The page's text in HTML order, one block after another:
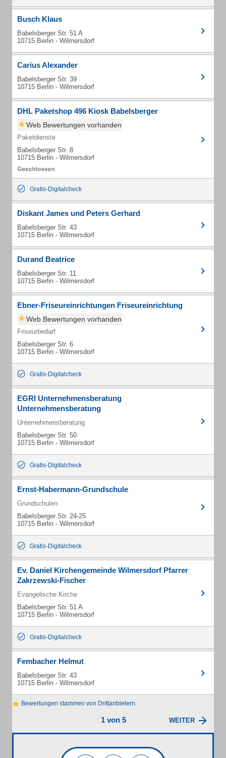
Busch Klaus
Babelsberger Str. 51 A
10715 Berlin - Wilmersdorf
Carius Alexander
Babelsberger Str. 39
10715 Berlin - Wilmersdorf
DHL Paketshop 496 Kiosk Babelsberger
Web Bewertungen vorhanden
Paketdienste
Babelsberger Str. 8
10715 Berlin - Wilmersdorf
Gratis-Digitalcheck
Diskant James und Peters Gerhard
Babelsberger Str. 43
10715 Berlin - Wilmersdorf
Durand Beatrice
Babelsberger Str. 11
10715 Berlin - Wilmersdorf
Ebner-Friseureinrichtungen Friseureinrichtung
Web Bewertungen vorhanden
Friseurbedarf
Babelsberger Str. 6
10715 Berlin - Wilmersdorf
Gratis-Digitalcheck
EGRI Unternehmensberatung
Unternehmensberatung
Unternehmensberatung
Babelsberger Str. 50
10715 Berlin - Wilmersdorf
Gratis-Digitalcheck
Ernst-Habermann-Grundschule
Grundschulen
Babelsberger Str. 24-25
10715 Berlin - Wilmersdorf
Gratis-Digitalcheck
Ev. Daniel Kirchengemeinde Wilmersdorf Pfarrer
Zakrzewski-Fischer
Evangelische Kirche
Babelsberger Str. 51 A
10715 Berlin - Wilmersdorf
Gratis-Digitalcheck
Fembacher Helmut
Babelsberger Str. 43
10715 Berlin - Wilmersdorf
Bewertungen stammen von Drittanbietern
1 von 5 WEITER